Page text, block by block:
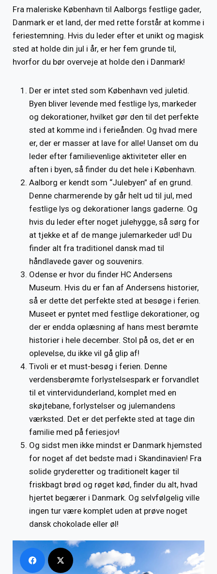
Fra maleriske København til Aalborgs festlige gader,
Danmark er et land, der med rette forstår at komme i
feriestemning. Hvis du leder efter et unikt og magisk
sted at holde din jul i år, er her fem grunde til,
hvorfor du bør overveje at holde den i Danmark!
Der er intet sted som København ved juletid.
Byen bliver levende med festlige lys, markeder
og dekorationer, hvilket gør den til det perfekte
sted at komme ind i ferieånden. Og hvad mere
er, der er masser at lave for alle! Uanset om du
leder efter familievenlige aktiviteter eller en
aften i byen, så finder du det hele i København.
Aalborg er kendt som “Julebyen” af en grund.
Denne charmerende by går helt ud til jul, med
festlige lys og dekorationer langs gaderne. Og
hvis du leder efter noget julehygge, så sørg for
at tjekke et af de mange julemarkeder ud! Du
finder alt fra traditionel dansk mad til
håndlavede gaver og souvenirs.
Odense er hvor du finder HC Andersens
Museum. Hvis du er fan af Andersens historier,
så er dette det perfekte sted at besøge i ferien.
Museet er pyntet med festlige dekorationer, og
der er endda oplæsning af hans mest berømte
historier i hele december. Stol på os, det er en
oplevelse, du ikke vil gå glip af!
Tivoli er et must-besøg i ferien. Denne
verdensberømte forlystelsespark er forvandlet
til et vintervidunderland, komplet med en
skøjtebane, forlystelser og julemandens
værksted. Det er det perfekte sted at tage din
familie med på feriesjov!
Og sidst men ikke mindst er Danmark hjemsted
for noget af det bedste mad i Skandinavien! Fra
solide gryderetter og traditionelt kager til
friskbagt brød og røget kød, finder du alt, hvad
hjertet begærer i Danmark. Og selvfølgelig ville
ingen tur være komplet uden at prøve noget
dansk chokolade eller øl!